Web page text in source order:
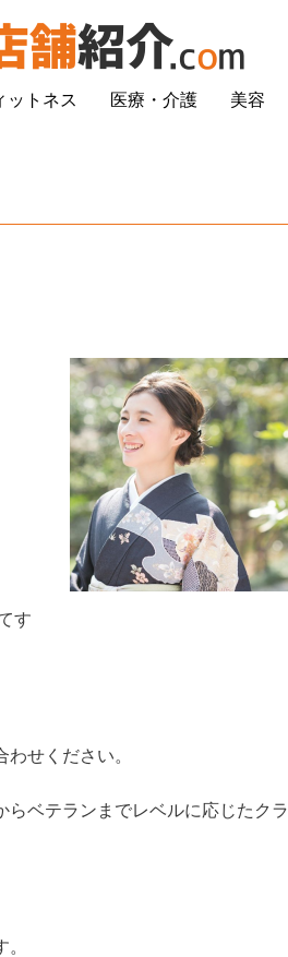
ットネス 医療・介護 美容
す
せください。
ベテランまでレベルに応じたクラ